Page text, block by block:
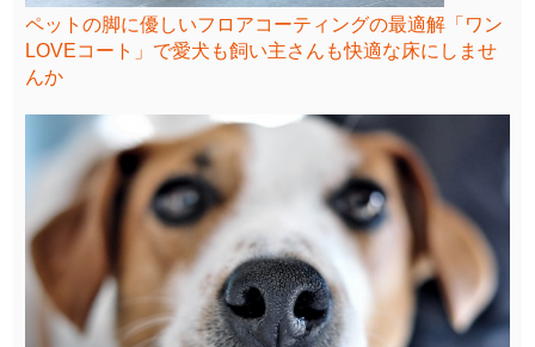
ペットの脚に優しいフロアコーティングの最適解「ワン
LOVEコート」で愛犬も飼い主さんも快適な床にしませ
んか